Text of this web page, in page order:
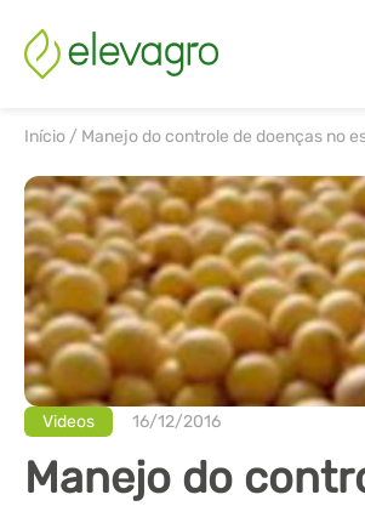
Início / Manejo do controle de doenças no
Videos 16/12/2016
Manejo do